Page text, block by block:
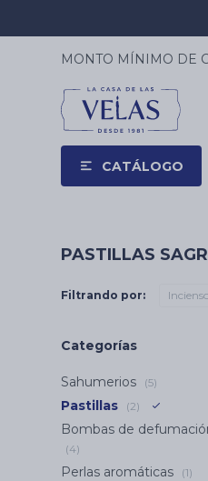
CATÁLOGO
MONTO MÍNIMO DE
PASTILLAS
Filtrando por:
Categorías
Sahumerios (5)
Pastillas (2)
Bombas de
(4)
Perlas aromáticas (1)